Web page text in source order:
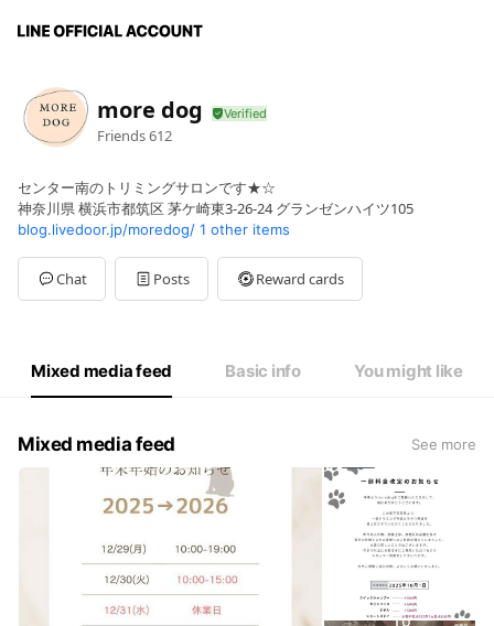
more dog
Friends612
センター南のトリミングサロンです★☆
神奈川県 横浜市都筑区 茅ケ崎東3-26-24 グランゼンハイツ105
blog.livedoor.jp/moredog/ 1 other items
Chat Posts Reward cards
Mixed media feed Basic info You might like
Mixed media feed See more